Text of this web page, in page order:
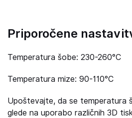
Priporočene
Temperatura šobe: 230-260°C
Temperatura mize: 90-110°C
Upoštevajte, da se temperatura
glede na uporabo različnih 3D